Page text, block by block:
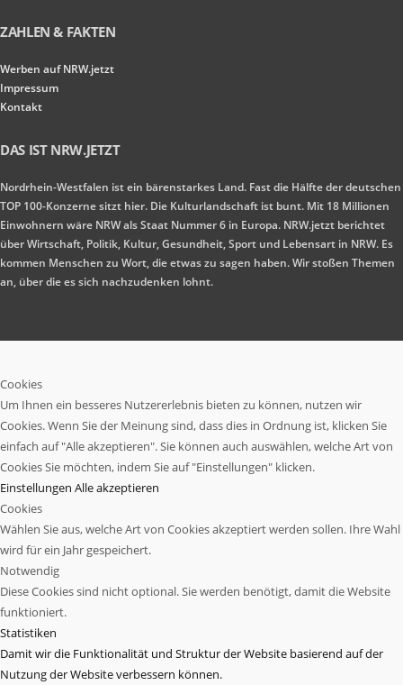
ZAHLEN & FAKTEN
Werben auf NRW.jetzt
Impressum
Kontakt
DAS IST NRW.JETZT
Nordrhein-Westfalen ist ein bärenstarkes Land. Fast die Hälfte der deutschen
TOP 100-Konzerne sitzt hier. Die Kulturlandschaft ist bunt. Mit 18 Millionen
Einwohnern wäre NRW als Staat Nummer 6 in Europa. NRW.jetzt berichtet
über Wirtschaft, Politik, Kultur, Gesundheit, Sport und Lebensart in NRW. Es
kommen Menschen zu Wort, die etwas zu sagen haben. Wir stoßen Themen
an, über die es sich nachzudenken lohnt.
Cookies
Um Ihnen ein besseres Nutzererlebnis bieten zu können, nutzen wir
Cookies. Wenn Sie der Meinung sind, dass dies in Ordnung ist, klicken Sie
einfach auf "Alle akzeptieren". Sie können auch auswählen, welche Art von
Cookies Sie möchten, indem Sie auf "Einstellungen" klicken.
Einstellungen Alle akzeptieren
Cookies
Wählen Sie aus, welche Art von Cookies akzeptiert werden sollen. Ihre Wahl
wird für ein Jahr gespeichert.
Notwendig
Diese Cookies sind nicht optional. Sie werden benötigt, damit die Website
funktioniert.
Statistiken
Damit wir die Funktionalität und Struktur der Website basierend auf der
Nutzung der Website verbessern können.